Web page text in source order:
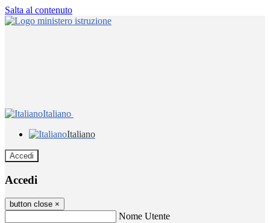
Salta al contenuto
Italiano
Italiano
Accedi
Accedi
button close ×
Nome Utente